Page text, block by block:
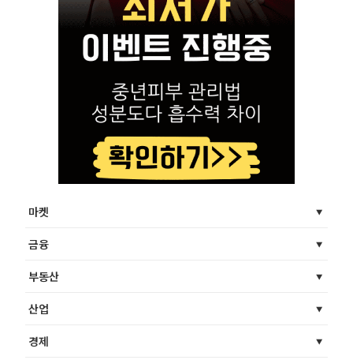
마켓
금융
부동산
산업
경제